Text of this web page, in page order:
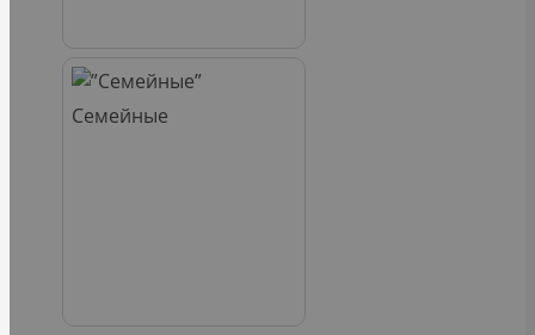
Семейные